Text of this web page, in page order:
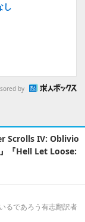
し
by
Scrolls IV: Oblivio
『Hell Let Loose:
るであろう有志翻訳者